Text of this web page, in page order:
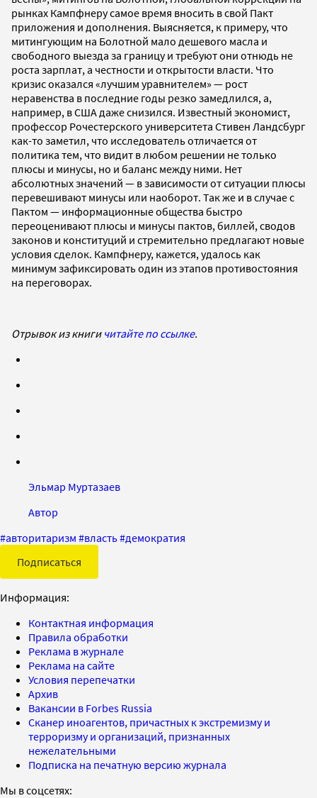
рынках Кампфнеру самое время вносить в свой Пакт
приложения и дополнения. Выясняется, к примеру, что
митингующим на Болотной мало дешевого масла и
свободного выезда за границу и требуют они отнюдь не
роста зарплат, а честности и открытости власти. Что
кризис оказался «лучшим уравнителем» — рост
неравенства в последние годы резко замедлился, а,
например, в США даже снизился. Известный экономист,
профессор Рочестерского университета Стивен Ландсбург
как-то заметил, что исследователь отличается от
политика тем, что видит в любом решении не только
плюсы и минусы, но и баланс между ними. Нет
абсолютных значений — в зависимости от ситуации плюсы
перевешивают минусы или наоборот. Так же и в случае с
Пактом — информационные общества быстро
переоценивают плюсы и минусы пактов, биллей, сводов
законов и конституций и стремительно предлагают новые
условия сделок. Кампфнеру, кажется, удалось как
минимум зафиксировать один из этапов противостояния
на переговорах.
Отрывок из книги читайте по ссылке.
Эльмар Муртазаев
Автор
#авторитаризм #власть#демократия
Подписаться
Информация:
Контактная информация
Правила обработки
Реклама в журнале
Реклама на сайте
Условия перепечатки
Архив
Вакансии в Forbes Russia
Сканер иноагентов, причастных к экстремизму и
терроризму и организаций, признанных
нежелательными
Подписка на печатную версию журнала
Мы в соцсетях: